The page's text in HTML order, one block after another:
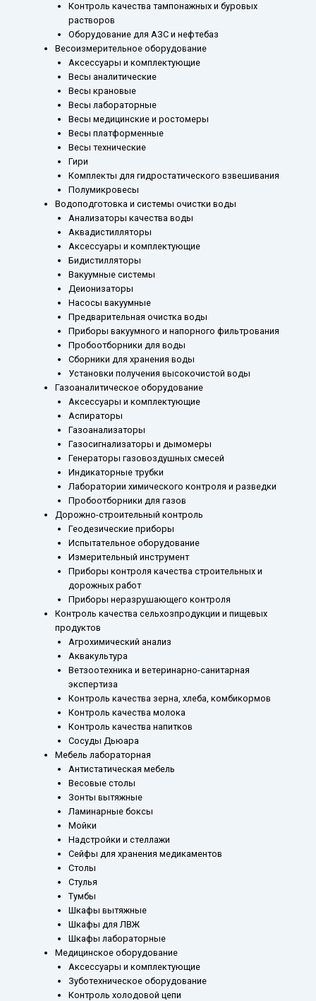
Контроль качества тампонажных и буровых
растворов
Оборудование для АЗС и нефтебаз
Весоизмерительное оборудование
Аксессуары и комплектующие
Весы аналитические
Весы крановые
Весы лабораторные
Весы медицинские и ростомеры
Весы платформенные
Весы технические
Гири
Комплекты для гидростатического взвешивания
Полумикровесы
Водоподготовка и системы очистки воды
Анализаторы качества воды
Аквадистилляторы
Аксессуары и комплектующие
Бидистилляторы
Вакуумные системы
Деионизаторы
Насосы вакуумные
Предварительная очистка воды
Приборы вакуумного и напорного фильтрования
Пробоотборники для воды
Сборники для хранения воды
Установки получения высокочистой воды
Газоаналитическое оборудование
Аксессуары и комплектующие
Аспираторы
Газоанализаторы
Газосигнализаторы и дымомеры
Генераторы газовоздушных смесей
Индикаторные трубки
Лаборатории химического контроля и разведки
Пробоотборники для газов
Дорожно-строительный контроль
Геодезические приборы
Испытательное оборудование
Измерительный инструмент
Приборы контроля качества строительных и
дорожных работ
Приборы неразрушающего контроля
Контроль качества сельхозпродукции и пищевых
продуктов
Агрохимический анализ
Аквакультура
Ветзоотехника и ветеринарно-санитарная
экспертиза
Контроль качества зерна, хлеба, комбикормов
Контроль качества молока
Контроль качества напитков
Сосуды Дьюара
Мебель лабораторная
Антистатическая мебель
Весовые столы
Зонты вытяжные
Ламинарные боксы
Мойки
Надстройки и стеллажи
Сейфы для хранения медикаментов
Столы
Стулья
Тумбы
Шкафы вытяжные
Шкафы для ЛВЖ
Шкафы лабораторные
Медицинское оборудование
Аксессуары и комплектующие
Зуботехническое оборудование
Контроль холодовой цепи